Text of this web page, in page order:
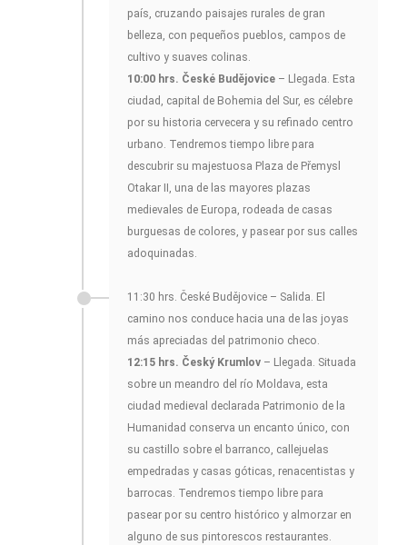
país, cruzando paisajes rurales de gran
belleza, con pequeños pueblos, campos de
cultivo y suaves colinas.
10:00 hrs. České Budějovice – Llegada. Esta
ciudad, capital de Bohemia del Sur, es célebre
por su historia cervecera y su refinado centro
urbano. Tendremos tiempo libre para
descubrir su majestuosa Plaza de Přemysl
Otakar II, una de las mayores plazas
medievales de Europa, rodeada de casas
burguesas de colores, y pasear por sus calles
adoquinadas.
11:30 hrs. České Budějovice – Salida. El
camino nos conduce hacia una de las joyas
más apreciadas del patrimonio checo.
12:15 hrs. Český Krumlov – Llegada. Situada
sobre un meandro del río Moldava, esta
ciudad medieval declarada Patrimonio de la
Humanidad conserva un encanto único, con
su castillo sobre el barranco, callejuelas
empedradas y casas góticas, renacentistas y
barrocas. Tendremos tiempo libre para
pasear por su centro histórico y almorzar en
alguno de sus pintorescos restaurantes.